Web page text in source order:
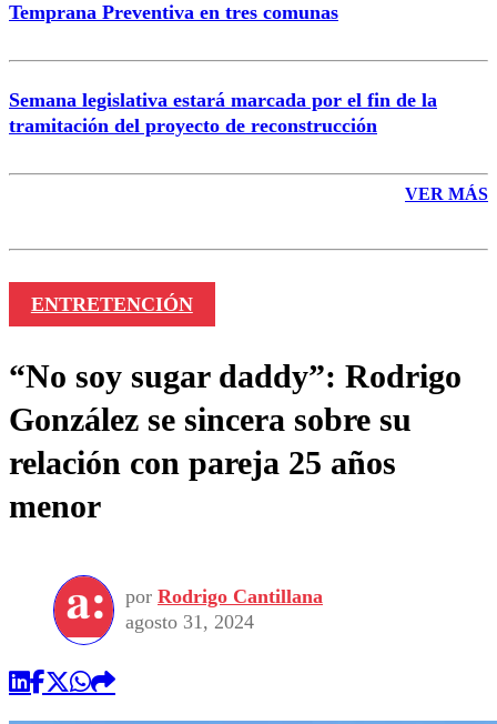
Temprana Preventiva en tres comunas
Semana legislativa estará marcada por el fin de la
tramitación del proyecto de reconstrucción
VER MÁS
ENTRETENCIÓN
“No soy sugar daddy”: Rodrigo
González se sincera sobre su
relación con pareja 25 años
menor
por Rodrigo Cantillana
agosto 31, 2024